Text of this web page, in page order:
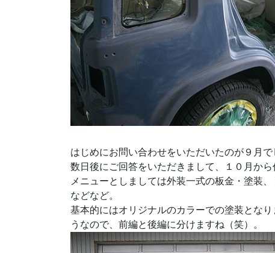
はじめにお問い合わせをいただいたのが９月
数日後にご回答をいただきまして、１０月から
メニューとしましては外装一式の板金・塗装
などなど。
基本的にはオリジナルのカラーでの塗装とな
うなので、前編と後編に分けますね（笑）。